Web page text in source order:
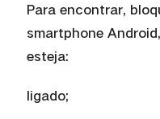
Para encontrar,
smartphone
esteja:
ligado;